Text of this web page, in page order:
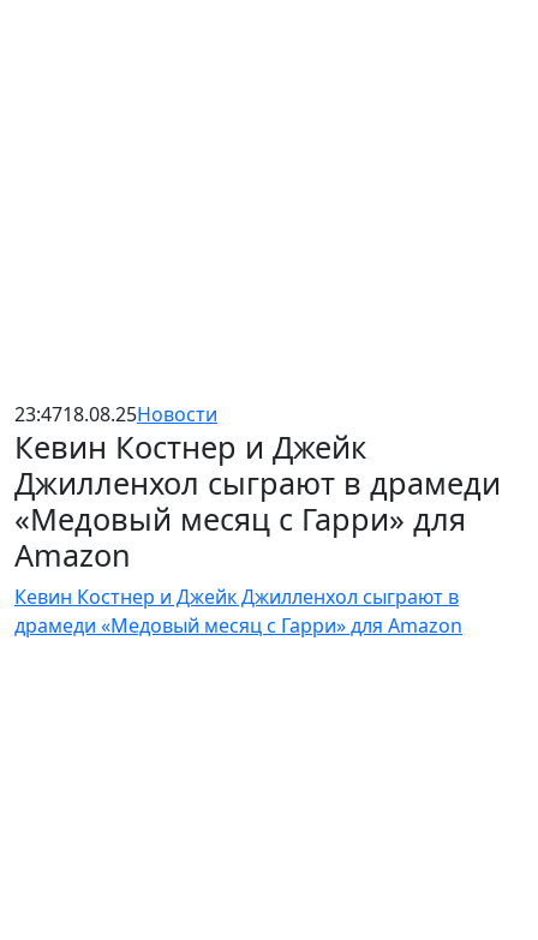
23:4718.08.25Новости
Кевин Костнер и Джейк
Джилленхол сыграют в драмеди
«Медовый месяц с Гарри» для
Amazon
Кевин Костнер и Джейк Джилленхол сыграют в
драмеди «Медовый месяц с Гарри» для Amazon